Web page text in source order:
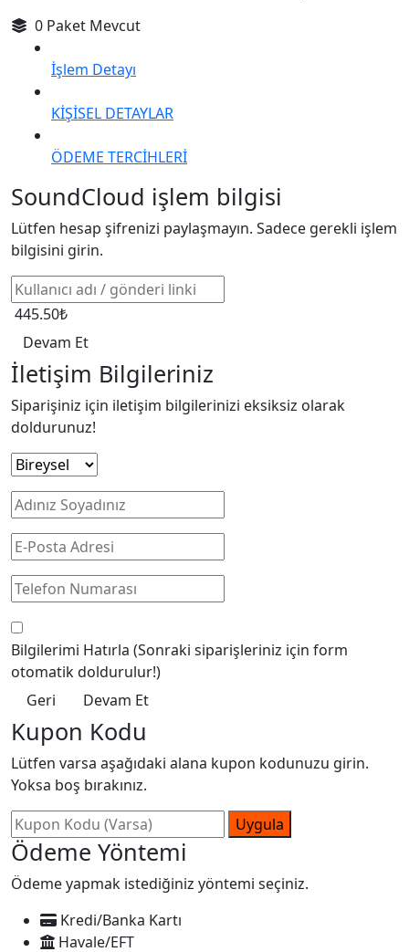
0 Paket Mevcut
İşlem Detayı
KİŞİSEL DETAYLAR
ÖDEME TERCİHLERİ
SoundCloud işlem bilgisi
Lütfen hesap şifrenizi paylaşmayın. Sadece gerekli işlem
bilgisini girin.
445.50₺
Devam Et
İletişim Bilgileriniz
Siparişiniz için iletişim bilgilerinizi eksiksiz olarak
doldurunuz!
Bilgilerimi Hatırla (Sonraki siparişleriniz için form
otomatik doldurulur!)
Geri
Devam Et
Kupon Kodu
Lütfen varsa aşağıdaki alana kupon kodunuzu girin.
Yoksa boş bırakınız.
Uygula
Ödeme Yöntemi
Ödeme yapmak istediğiniz yöntemi seçiniz.
Kredi/Banka Kartı
Havale/EFT